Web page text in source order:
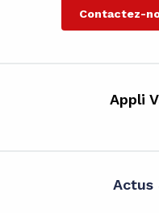
Contactez-
Appli
Actus